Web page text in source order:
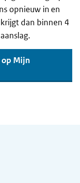
opnieuw in en
dan binnen 4
op Mijn